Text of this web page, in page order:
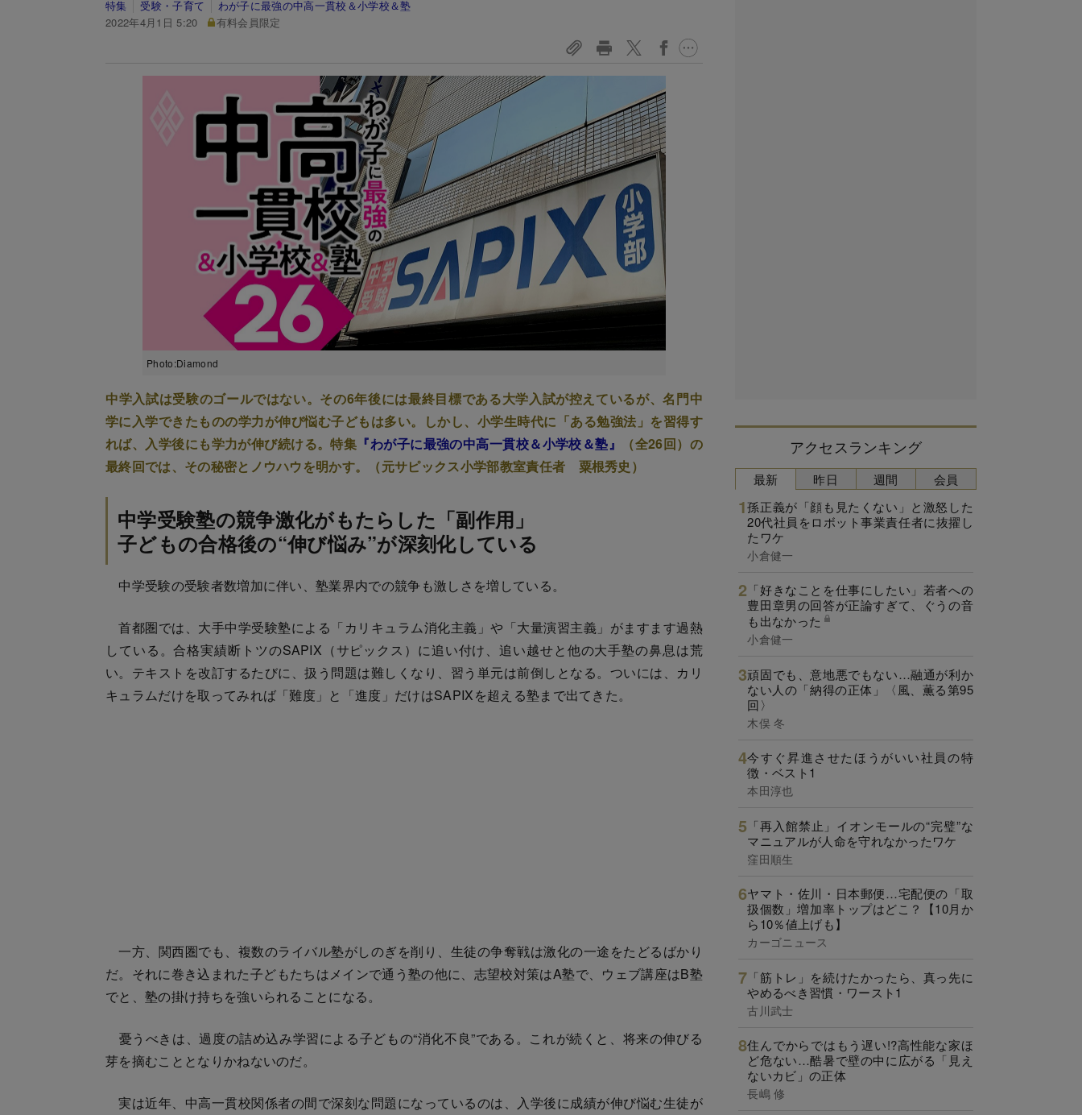
特集 受験・子育て
わが子に最強の中高一貫校＆小学校＆塾
2022年4月1日 5:20
有料会員限定
Photo:Diamond
中学入試は受験のゴールではない。その6年後には最終目標である大学入試が控えているが、名門中
学に入学できたものの学力が伸び悩む子どもは多い。しかし、小学生時代に「ある勉強法」を習得す
れば、入学後にも学力が伸び続ける。特集 『わが子に最強の中高一貫校＆小学校＆塾』
（全26回）の
最終回では、その秘密とノウハウを明かす。（元サピックス小学部教室責任者 粟根秀史）
中学受験塾の競争激化がもたらした「副作用」
子どもの合格後の“伸び悩み”が深刻化している
中学受験の受験者数増加に伴い、塾業界内での競争も激しさを増している。
首都圏では、大手中学受験塾による「カリキュラム消化主義」や「大量演習主義」がますます過熱
している。合格実績断トツのSAPIX（サピックス）に追い付け、追い越せと他の大手塾の鼻息は荒
い。テキストを改訂するたびに、扱う問題は難しくなり、習う単元は前倒しとなる。ついには、カリ
キュラムだけを取ってみれば「難度」と「進度」だけはSAPIXを超える塾まで出てきた。
一方、関西圏でも、複数のライバル塾がしのぎを削り、生徒の争奪戦は激化の一途をたどるばかり
だ。それに巻き込まれた子どもたちはメインで通う塾の他に、志望校対策はA塾で、ウェブ講座はB塾
でと、塾の掛け持ちを強いられることになる。
憂うべきは、過度の詰め込み学習による子どもの“消化不良”である。これが続くと、将来の伸びる
芽を摘むこととなりかねないのだ。
実は近年、中高一貫校関係者の間で深刻な問題になっているのは、入学後に成績が伸び悩む生徒が
アクセスランキング
最新
孫正義が「顔も見たくない」と激怒した
20代社員をロボット事業責任者に抜擢し
たワケ
小倉健一
「好きなことを仕事にしたい」若者への
豊田章男の回答が正論すぎて、ぐうの音
も出なかった
小倉健一
頑固でも、意地悪でもない…融通が利か
ない人の「納得の正体」〈風、薫る第95
回〉
木俣 冬
今すぐ昇進させたほうがいい社員の特
徴・ベスト1
本田淳也
「再入館禁止」イオンモールの“完璧”な
マニュアルが人命を守れなかったワケ
窪田順生
ヤマト・佐川・日本郵便…宅配便の「取
扱個数」増加率トップはどこ？【10月か
ら10％値上げも】
カーゴニュース
「筋トレ」を続けたかったら、真っ先に
やめるべき習慣・ワースト1
古川武士
住んでからではもう遅い!?高性能な家ほ
ど危ない…酷暑で壁の中に広がる「見え
ないカビ」の正体
長嶋 修
昨日 週間 会員